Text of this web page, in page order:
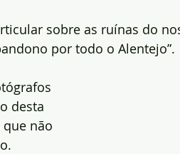
sobre as ruínas do
por todo o Alentejo”.
desta
não